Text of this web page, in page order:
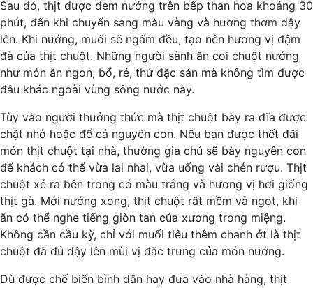
Sau đó, thịt được đem nướng trên bếp than hoa khoảng 30
phút, đến khi chuyển sang màu vàng và hương thơm dậy
lên. Khi nướng, muối sẽ ngấm đều, tạo nên hương vị đậm
đà của thịt chuột. Những người sành ăn coi chuột nướng
như món ăn ngon, bổ, rẻ, thứ đặc sản mà không tìm được
đâu khác ngoài vùng sông nước này.
Tùy vào người thưởng thức mà thịt chuột bày ra đĩa được
chặt nhỏ hoặc để cả nguyên con. Nếu bạn được thết đãi
món thịt chuột tại nhà, thường gia chủ sẽ bày nguyên con
để khách có thể vừa lai nhai, vừa uống vài chén rượu. Thịt
chuột xé ra bên trong có màu trắng và hương vị hơi giống
thịt gà. Mới nướng xong, thịt chuột rất mềm và ngọt, khi
ăn có thể nghe tiếng giòn tan của xương trong miệng.
Không cần cầu kỳ, chỉ với muối tiêu thêm chanh ớt là thịt
chuột đã đủ dậy lên mùi vị đặc trưng của món nướng.
Dù được chế biến bình dân hay đưa vào nhà hàng, thịt